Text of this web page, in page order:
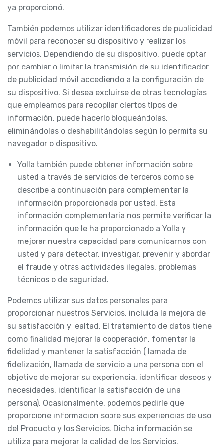
ya proporcionó.
También podemos utilizar identificadores de publicidad
móvil para reconocer su dispositivo y realizar los
servicios. Dependiendo de su dispositivo, puede optar
por cambiar o limitar la transmisión de su identificador
de publicidad móvil accediendo a la configuración de
su dispositivo. Si desea excluirse de otras tecnologías
que empleamos para recopilar ciertos tipos de
información, puede hacerlo bloqueándolas,
eliminándolas o deshabilitándolas según lo permita su
navegador o dispositivo.
Yolla también puede obtener información sobre
usted a través de servicios de terceros como se
describe a continuación para complementar la
información proporcionada por usted. Esta
información complementaria nos permite verificar la
información que le ha proporcionado a Yolla y
mejorar nuestra capacidad para comunicarnos con
usted y para detectar, investigar, prevenir y abordar
el fraude y otras actividades ilegales, problemas
técnicos o de seguridad.
Podemos utilizar sus datos personales para
proporcionar nuestros Servicios, incluida la mejora de
su satisfacción y lealtad. El tratamiento de datos tiene
como finalidad mejorar la cooperación, fomentar la
fidelidad y mantener la satisfacción (llamada de
fidelización, llamada de servicio a una persona con el
objetivo de mejorar su experiencia, identificar deseos y
necesidades, identificar la satisfacción de una
persona). Ocasionalmente, podemos pedirle que
proporcione información sobre sus experiencias de uso
del Producto y los Servicios. Dicha información se
utiliza para mejorar la calidad de los Servicios.